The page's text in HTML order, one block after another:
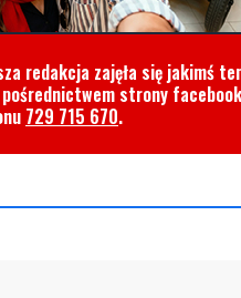
redakcja zajęła się jakimś
strony
729 715 670.